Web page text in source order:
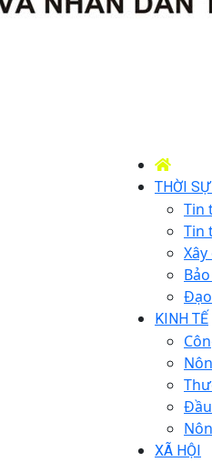
THỜI
Tin
Tin
KINH TẾ
XÃ HỘI